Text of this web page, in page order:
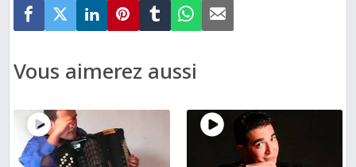
Vous aimerez aussi